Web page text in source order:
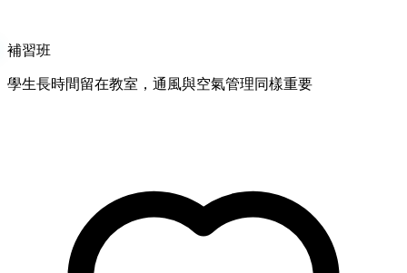
補習班
學生長時間留在教室，通風與空氣管理同樣重要